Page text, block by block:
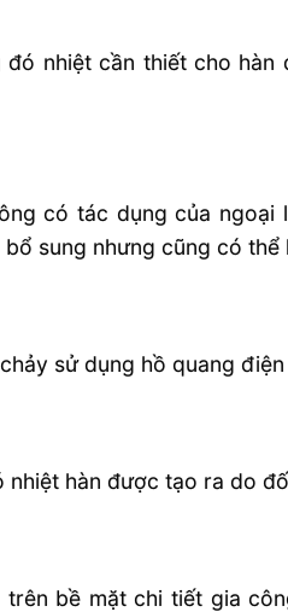
đó nhiệt cần thiết cho
có tác dụng của
sung nhưng cũng có
sử dụng hồ quang điện
nhiệt hàn được tạo ra do
bề mặt chi tiết gia